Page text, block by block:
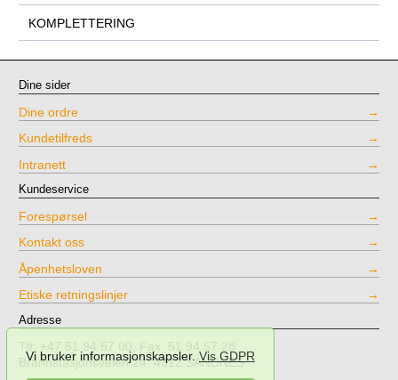
Vi bruker informasjonskapsler.Vis GDPR
KOMPLETTERING
Dine sider
Dine ordre
Kundetilfreds
Intranett
Kundeservice
Forespørsel
Kontakt oss
Åpenhetsloven
Etiske retningslinjer
Adresse
Tlf: +47 51 94 57 00, Fax. 51 94 57 28
Brannstasjonsveien 24, 4312 SANDNES